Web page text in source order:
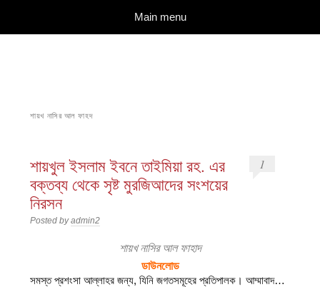
Main menu
শায়খ নাসির আল ফাহদ
শায়খুল ইসলাম ইবনে তাইমিয়া রহ. এর
বক্তব্য থেকে সৃষ্ট মুরজিআদের সংশয়ের
নিরসন
Posted byadmin2
1
শায়খ নাসির আল ফাহাদ
ডাউনলোড
সমস্ত প্রশংসা আল্লাহর জন্য, যিনি জগতসমূহের প্রতিপালক। আম্মাবাদ…